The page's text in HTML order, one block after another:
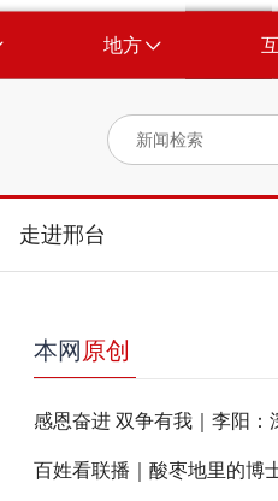
地方
走进邢台
本网 原创
百姓看联播｜酸枣地里的博